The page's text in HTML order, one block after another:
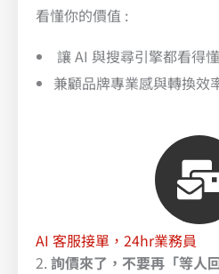
看懂你的價值 :
讓 AI 與搜尋引擎都看得
兼顧品牌專業感與轉換效
AI 客服接單，24hr業務員
2. 詢價來了，不要再「等人回